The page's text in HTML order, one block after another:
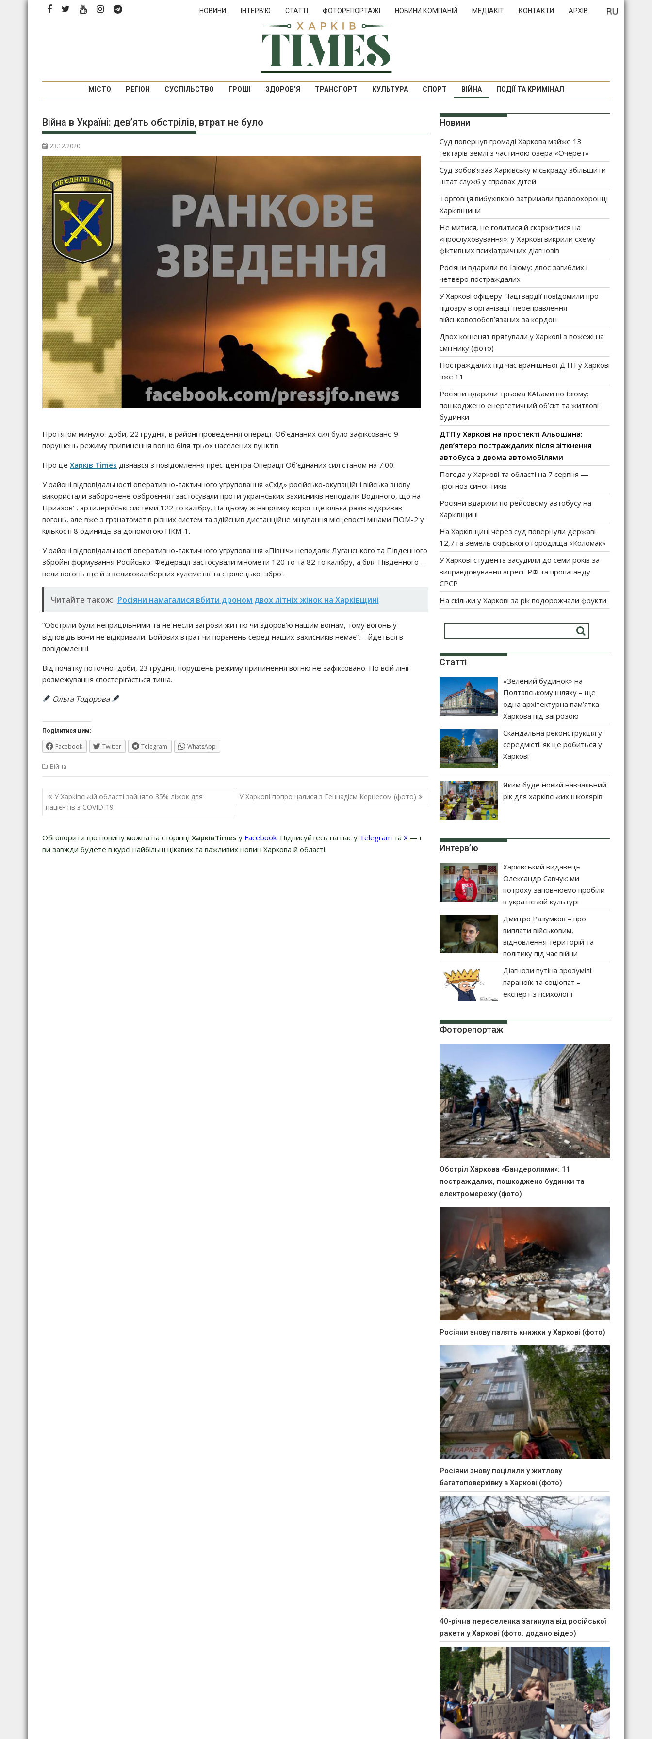
Перейти
НОВИНИ ІНТЕРВ’Ю СТАТТІ ФОТОРЕПОРТАЖІ НОВИНИ КОМПАНІЙ МЕДІАКІТ КОНТАКТИ АРХІВ
МІСТО РЕГІОН СУСПІЛЬСТВО ГРОШІ ЗДОРОВ’Я ТРАНСПОРТ КУЛЬТУРА СПОРТ ВІЙНА ПОДІЇ ТА КРИМІНАЛ
Війна в Україні: дев’ять обстрілів, втрат не було
23.12.2020
Протягом минулої доби, 22 грудня, в районі проведення операції Об’єднаних сил було зафіксовано 9
порушень режиму припинення вогню біля трьох населених пунктів.
Про це Харків Times дізнався з повідомлення прес-центра Операції Об’єднаних сил станом на 7:00.
У районі відповідальності оперативно-тактичного угруповання «Схід» російсько-окупаційні війська знову
використали заборонене озброєння і застосували проти українських захисників неподалік Водяного, що на
Приазов’ї, артилерійські системи 122-го калібру. На цьому ж напрямку ворог ще кілька разів відкривав
вогонь, але вже з гранатометів різних систем та здійснив дистанційне мінування місцевості мінами ПОМ-2 у
кількості 8 одиниць за допомогою ПКМ-1.
У районі відповідальності оперативно-тактичного угруповання «Північ» неподалік Луганського та Південного
збройні формування Російської Федерації застосували міномети 120-го та 82-го калібру, а біля Південного –
вели вогонь ще й з великокаліберних кулеметів та стрілецької зброї.
Читайте також: Росіяни намагалися вбити дроном двох літніх жінок на Харківщині
“Обстріли були неприцільними та не несли загрози життю чи здоров’ю нашим воїнам, тому вогонь у
відповідь вони не відкривали. Бойових втрат чи поранень серед наших захисників немає”, – йдеться в
повідомленні.
Від початку поточної доби, 23 грудня, порушень режиму припинення вогню не зафіксовано. По всій лінії
розмежування спостерігається тиша.
Ольга Тодорова
Поділитися цим:
Facebook Twitter Telegram WhatsApp
Війна
Навігація
записів
У Харківській області зайнято 35% ліжок для
пацієнтів з COVID-19
У Харкові попрощалися з Геннадієм Кернесом (фото)
Обговорити цю новину можна на сторінці ХарківTimes у Facebook. Підписуйтесь на нас у Telegram та Х — і
ви завжди будете в курсі найбільш цікавих та важливих новин Харкова й області.
Новини
Суд повернув громаді Харкова майже 13
гектарів землі з частиною озера «Очерет»
Суд зобов’язав Харківську міськраду збільшити
штат служб у справах дітей
Торговця вибухівкою затримали правоохоронці
Харківщини
Не митися, не голитися й скаржитися на
«прослуховування»: у Харкові викрили схему
фіктивних психіатричних діагнозів
Росіяни вдарили по Ізюму: двоє загиблих і
четверо постраждалих
У Харкові офіцеру Нацгвардії повідомили про
підозру в організації переправлення
військовозобов’язаних за кордон
Двох кошенят врятували у Харкові з пожежі на
смітнику (фото)
Постраждалих під час вранішньої ДТП у Харкові
вже 11
Росіяни вдарили трьома КАБами по Ізюму:
пошкоджено енергетичний об’єкт та житлові
будинки
ДТП у Харкові на проспекті Альошина:
дев’ятеро постраждалих після зіткнення
автобуса з двома автомобілями
Погода у Харкові та області на 7 серпня —
прогноз синоптиків
Росіяни вдарили по рейсовому автобусу на
Харківщині
На Харківщині через суд повернули державі
12,7 га земель скіфського городища «Коломак»
У Харкові студента засудили до семи років за
виправдовування агресії РФ та пропаганду
СРСР
На скільки у Харкові за рік подорожчали фрукти
Статті
«Зелений будинок» на
Полтавському шляху – ще
одна архітектурна пам’ятка
Харкова під загрозою
Скандальна реконструкція у
середмісті: як це робиться у
Харкові
Яким буде новий навчальний
рік для харківських школярів
Интерв’ю
Харківський видавець
Олександр Савчук: ми
потроху заповнюємо пробіли
в українській культурі
Дмитро Разумков – про
виплати військовим,
відновлення територій та
політику під час війни
Діагнози путіна зрозумілі:
параноїк та соціопат –
експерт з психології
Фоторепортаж
Обстріл Харкова «Бандеролями»: 11
постраждалих, пошкоджено будинки та
електромережу (фото)
Росіяни знову палять книжки у Харкові (фото)
Росіяни знову поцілили у житлову
багатоповерхівку в Харкові (фото)
40-річна переселенка загинула від російської
ракети у Харкові (фото, додано відео)